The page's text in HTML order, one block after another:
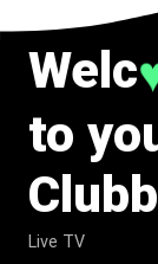
Welc
to
Live TV